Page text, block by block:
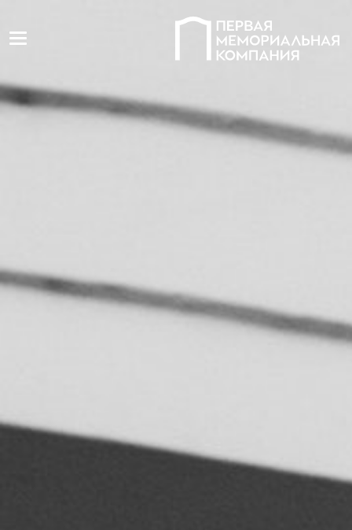
Toggle navigation